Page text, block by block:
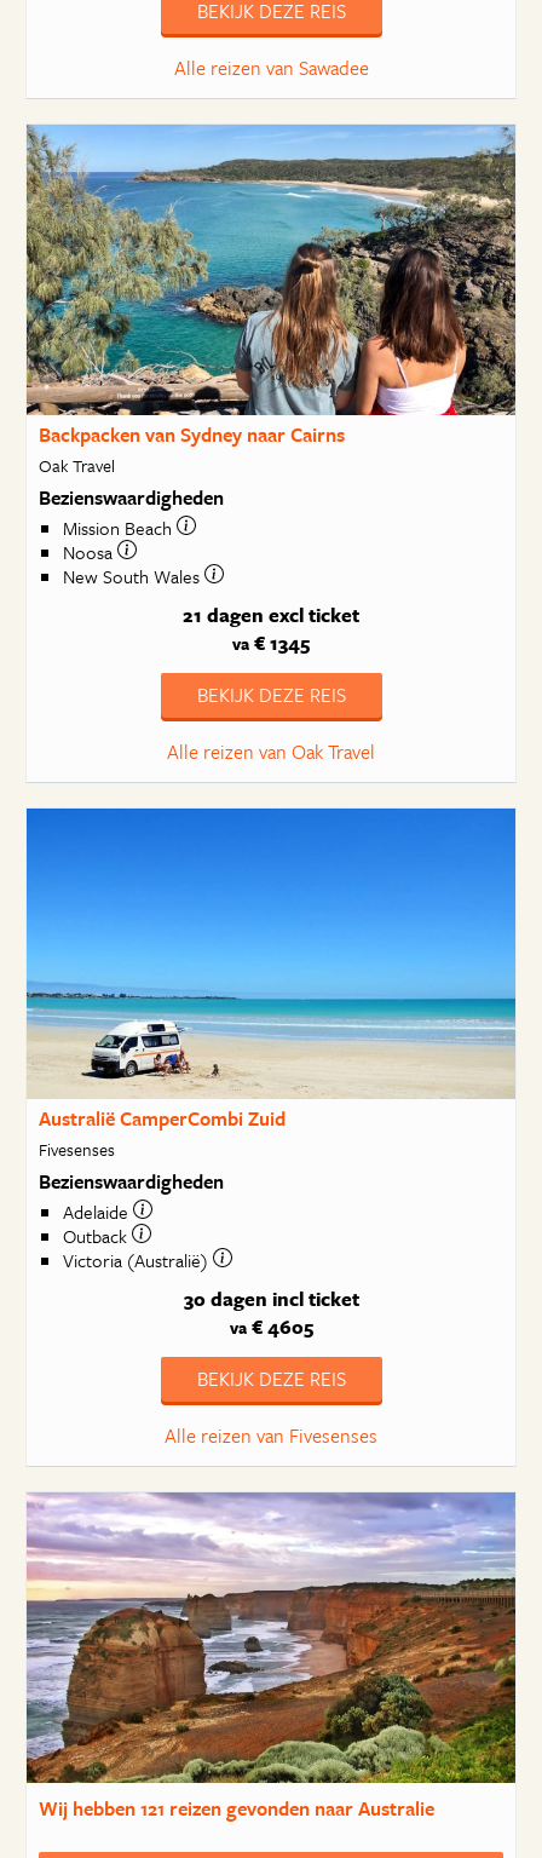
BEKIJK DEZE REIS
Alle reizen van Sawadee
Backpacken van Sydney naar Cairns
Oak Travel
Bezienswaardigheden
Mission Beach
Noosa
New South Wales
21 dagen excl ticket
va € 1345
BEKIJK DEZE REIS
Alle reizen van Oak Travel
Australië CamperCombi Zuid
Fivesenses
Bezienswaardigheden
Adelaide
Outback
Victoria (Australië)
30 dagen incl ticket
va€ 4605
BEKIJK DEZE REIS
Alle reizen van Fivesenses
Wij hebben121 reizengevonden naar Australie